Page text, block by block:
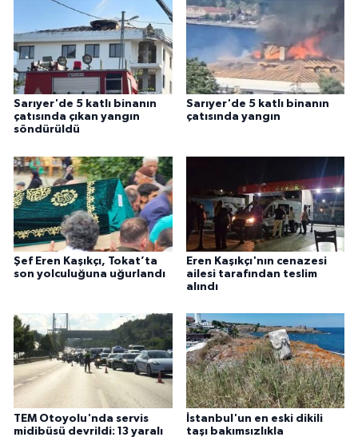
Sarıyer'de 5 katlı binanın
çatısında çıkan yangın
söndürüldü
Sarıyer'de 5 katlı binanın
çatısında yangın
Şef Eren Kaşıkçı, Tokat’ta
son yolculuğuna uğurlandı
Eren Kaşıkçı'nın cenazesi
ailesi tarafından teslim
alındı
TEM Otoyolu'nda servis
midibüsü devrildi: 13 yaralı
İstanbul'un en eski dikili
taşı bakımsızlıkla